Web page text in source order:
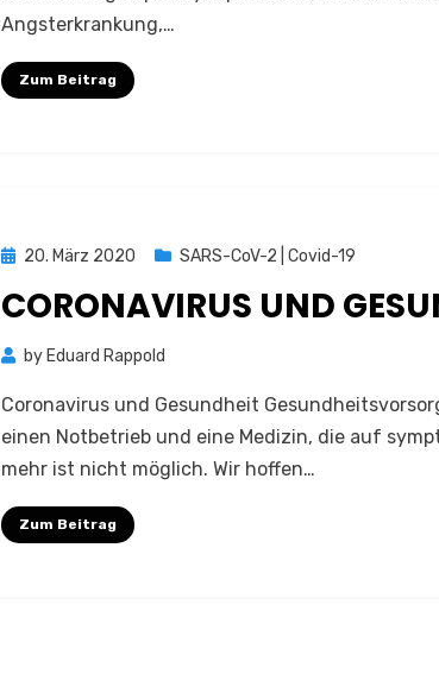
Angsterkrankung,…
Zum Beitrag
Posted
20. März 2020 SARS-CoV-2 | Covid-19
CORONAVIRUS UND
by Eduard Rappold
Coronavirus und Gesundheit
einen Notbetrieb und eine Medizin, die auf
mehr ist nicht möglich. Wir hoffen…
Zum Beitrag